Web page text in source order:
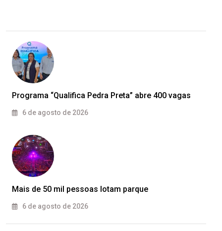
Programa “Qualifica Pedra Preta” abre 400 vagas
6 de agosto de 2026
Mais de 50 mil pessoas lotam parque
6 de agosto de 2026